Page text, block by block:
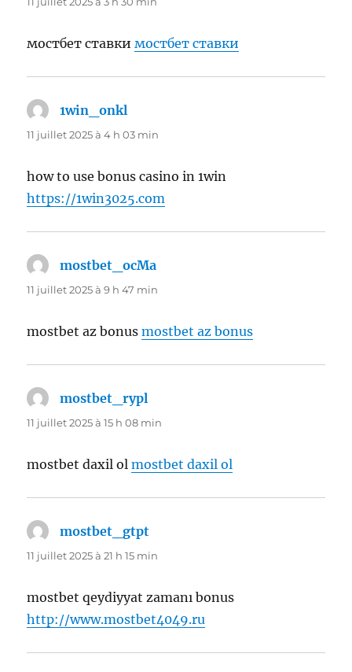
мостбет ставки мостбет ставки
1win_onkl
11 juillet 2025 à 4 h 03 min
how to use bonus casino in 1win
https://1win3025.com
mostbet_ocMa
11 juillet 2025 à 9 h 47 min
mostbet az bonusmostbet az bonus
mostbet_rypl
11 juillet 2025 à 15 h 08 min
mostbet daxil olmostbet daxil ol
mostbet_gtpt
11 juillet 2025 à 21 h 15 min
mostbet qeydiyyat zamanı bonus
http://www.mostbet4049.ru